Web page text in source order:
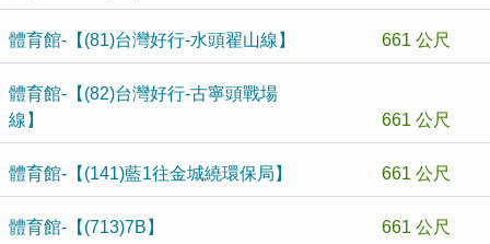
體育館-【(81)台灣好行-水頭翟山線】 661 公尺
體育館-【(82)台灣好行-古寧頭戰場
線】
661 公尺
體育館-【(141)藍1往金城繞環保局】 661 公尺
體育館-【(713)7B】 661 公尺